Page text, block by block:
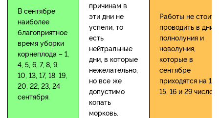
В сентябре
наиболее
благоприятное
время уборки
корнеплода – 1,
4, 5, 6, 7, 8, 9,
10, 13, 17, 18, 19,
20, 22, 23, 24
сентября.
причинам в
эти дни не
успели, то
есть
нейтральные
дни, в которые
нежелательно,
но все же
допустимо
копать
морковь.
Работы не стоит
проводить в дни
полнолуния и
новолуния,
которые в
сентябре
приходятся на 14,
15, 16 и 29 число.